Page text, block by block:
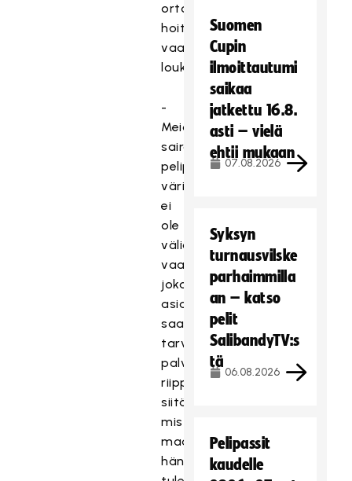
ortopedistä
hoitoa
vaativat
loukkaantumiset.
-
Meidän
sairaalassamme
pelipaidan
värillä
ei
ole
väliä,
vaan
jokainen
asiakas
saa
tarvitsemansa
palvelun
riippumatta
siitä,
mistä
maasta
hän
Suomen
Cupin
ilmoittautumi
saikaa
jatkettu 16.8.
asti – vielä
ehtii mukaan
07.08.2026
Syksyn
turnausvilske
parhaimmilla
an – katso
pelit
SalibandyTV:s
tä
06.08.2026
Pelipassit
kaudelle